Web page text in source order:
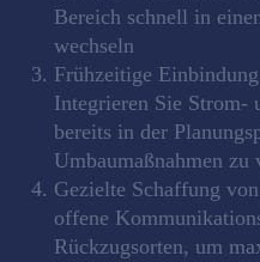
Bereich schnell in
wechseln
Frühzeitige
Integrieren Sie Strom-
bereits in der
Umbaumaßnahmen zu
Gezielte Schaffung
offene
Rückzugsorten, um